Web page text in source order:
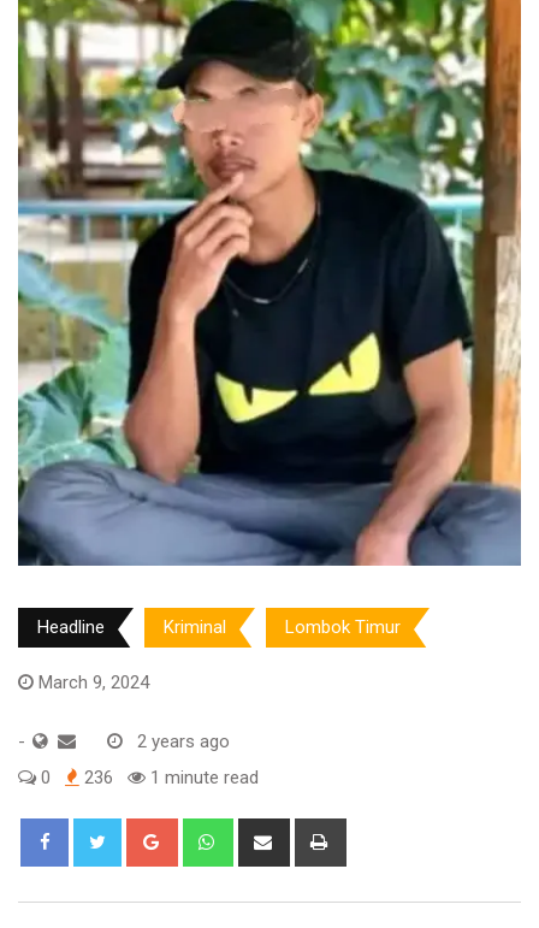
Headline Kriminal Lombok Timur
March 9, 2024
-
2 years ago
0
236 1 minute read
Google+ WhatsappShare